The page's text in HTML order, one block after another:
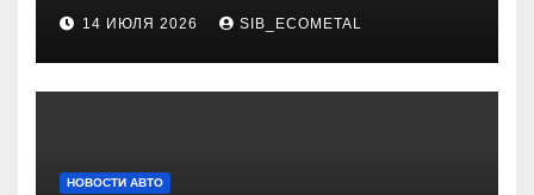
характеристики
14 ИЮЛЯ 2026 SIB_ECOMETAL
НОВОСТИ АВТО